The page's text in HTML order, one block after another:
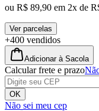
ou R$ 89,90 em 2x de
Ver parcelas
+400 vendidos
Adicionar à Sacola
Calcular frete e prazo
OK
Não sei meu cep